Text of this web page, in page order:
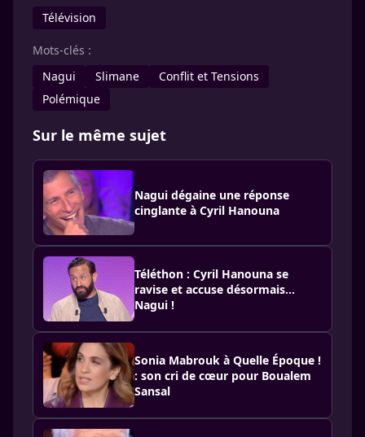
Télévision
Mots-clés :
Nagui
Slimane
Conflit et Tensions
Polémique
Sur le même sujet
Nagui dégaine une réponse
cinglante à Cyril Hanouna
Téléthon : Cyril Hanouna se
ravise et accuse désormais…
Nagui !
Sonia Mabrouk à Quelle Époque !
: son cri de cœur pour Boualem
Sansal